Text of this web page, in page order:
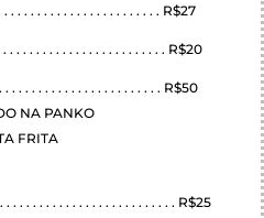
. . . . . . . . . . . . . . . . . . . . . . . . R$27
. . . . . . . . . . . . . . . . . . . . . . . . R$20
. . . . . . . . . . . . . . . . . . . . . . . . R$50
NA PANKO
FRITA
. . . . . . . . . . . . . . . . . . . . . . . . . . R$25